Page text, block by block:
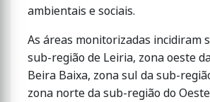
ambientais e sociais.
As áreas monitorizadas incidiram
sub-região de Leiria, zona oeste
Beira Baixa, zona sul da sub-
zona norte da sub-região do